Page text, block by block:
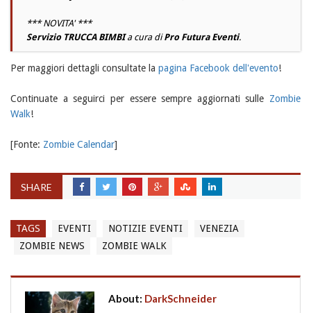
*** NOVITA' ***
Servizio TRUCCA BIMBIa cura diPro Futura Eventi.
Per maggiori dettagli consultate la pagina Facebook dell'evento!
Continuate a seguirci per essere sempre aggiornati sulle Zombie
Walk!
[Fonte: Zombie Calendar]
SHARE
TAGS EVENTI NOTIZIE EVENTI
VENEZIA
ZOMBIE NEWS
ZOMBIE WALK
About: DarkSchneider